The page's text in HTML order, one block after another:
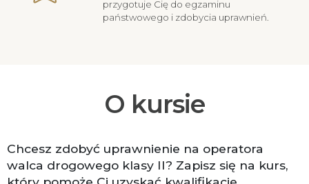
przygotuje Cię do egzaminu
państwowego i zdobycia uprawnień.
O kursie
Chcesz zdobyć uprawnienie na operatora
walca drogowego klasy II? Zapisz się na kurs,